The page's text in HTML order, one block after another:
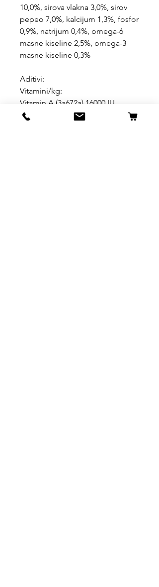
10,0%, sirova vlakna 3,0%, sirov
pepeo 7,0%, kalcijum 1,3%, fosfor
0,9%, natrijum 0,4%, omega-6
masne kiseline 2,5%, omega-3
masne kiseline 0,3%
Aditivi:
Vitamini/kg:
Vitamin A (3a672a) 16000 IU,
vitamin D3 (3a671) 900 IU